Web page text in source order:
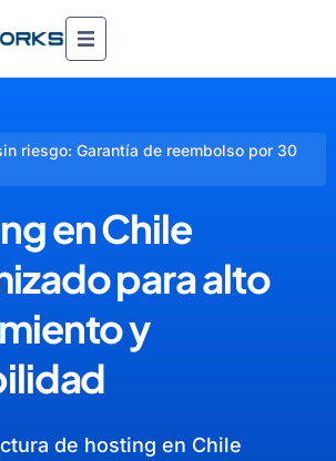
riesgo: Garantía de reembolso por 30
en Chile
para alto
y
de hosting en Chile